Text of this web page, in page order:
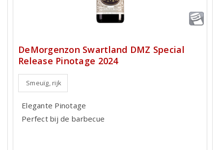
DeMorgenzon Swartland DMZ Special
Release Pinotage 2024
Smeuïg, rijk
Elegante Pinotage
Perfect bij de barbecue